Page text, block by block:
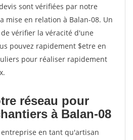
sont vérifiées par notre
mise en relation à Balan-08. Un
vérifier la véracité d'une
pouvez rapidement $etre en
pour réaliser rapidement
réseau pour
à Balan-08
en tant qu'artisan